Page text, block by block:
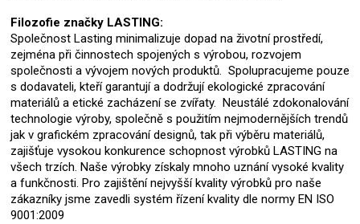
Filozofie značky LASTING:
Společnost Lasting minimalizuje dopad na životní prostředí,
zejména při činnostech spojených s výrobou, rozvojem
společnosti a vývojem nových produktů. Spolupracujeme pouze
s dodavateli, kteří garantují a dodržují ekologické zpracování
materiálů a etické zacházení se zvířaty. Neustálé zdokonalování
technologie výroby, společně s použitím nejmodernějších trendů
jak v grafickém zpracování designů, tak při výběru materiálů,
zajišťuje vysokou konkurence schopnost výrobků LASTING na
všech trzích. Naše výrobky získaly mnoho uznání vysoké kvality
a funkčnosti. Pro zajištění nejvyšší kvality výrobků pro naše
zákazníky jsme zavedli systém řízení kvality dle normy EN ISO
9001:2009